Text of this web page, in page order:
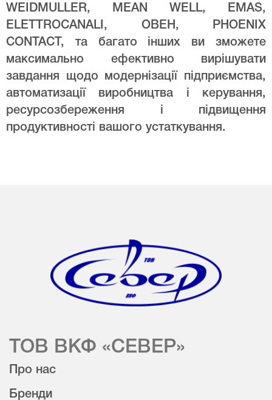
WEIDMULLER, MEAN WELL, EMAS,
ELETTROCANALI, ОВЕН, PHOENIX
CONTACT, та багато інших ви зможете
максимально ефективно вирішувати
завдання щодо модернізації підприємства,
автоматизації виробництва і керування,
ресурсозбереження і підвищення
продуктивності вашого устаткування.
ТОВ ВКФ «СЕВЕР»
Про нас
Бренди